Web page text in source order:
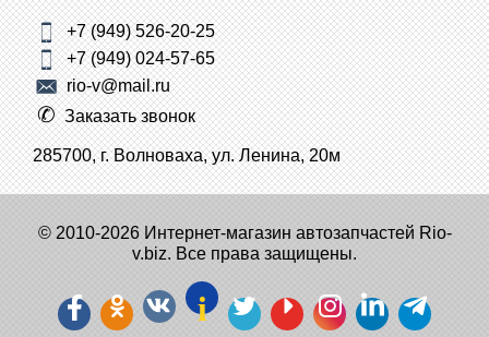
+7 (949) 526-20-25
+7 (949) 024-57-65
rio-v@mail.ru
Заказать звонок
285700, г. Волноваха, ул. Ленина, 20м
© 2010-2026 Интернет-магазин автозапчастей Rio-
v.biz. Все права защищены.
i